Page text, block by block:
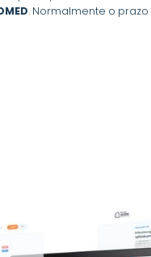
. Normalmente o